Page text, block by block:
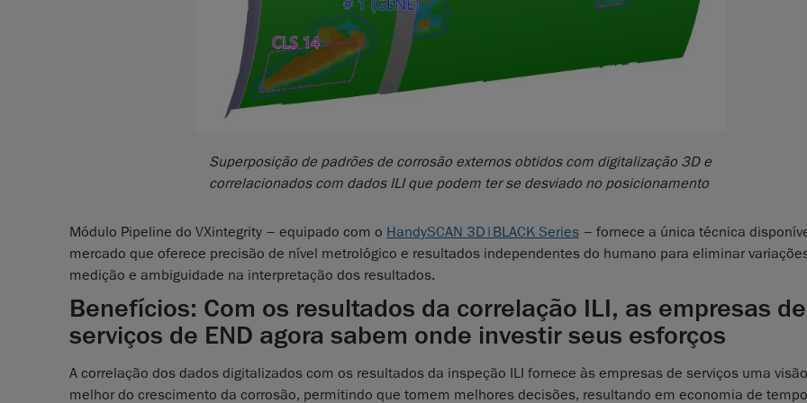
Superposição de padrões de corrosão externos obtidos com digitalização 3D e
correlacionados com dados ILI que podem ter se desviado no posicionamento
Módulo Pipeline do VXintegrity – equipado com o HandySCAN 3D|BLACK Series – fornece a única técnica
mercado que oferece precisão de nível metrológico e resultados independentes do humano para eliminar
medição e ambiguidade na interpretação dos resultados.
Benefícios: Com os resultados da correlação ILI, as empresas de
serviços de END agora sabem onde investir seus esforços
A correlação dos dados digitalizados com os resultados da inspeção ILI fornece às empresas de serviços uma visão
melhor do crescimento da corrosão, permitindo que tomem melhores decisões, resultando em economia de